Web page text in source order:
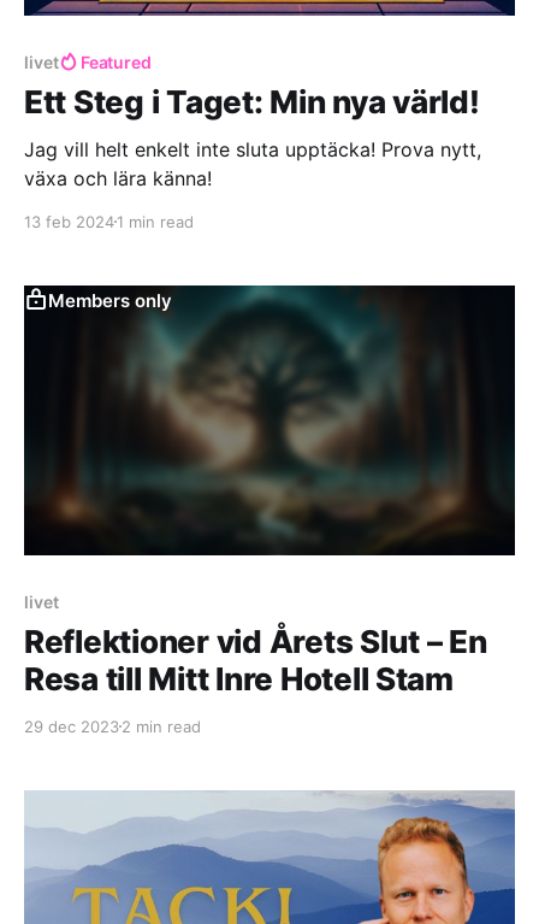
livet Featured
Ett Steg i Taget: Min nya värld!
Jag vill helt enkelt inte sluta upptäcka! Prova nytt,
växa och lära känna!
13 feb 20241 min read
Members only
livet
Reflektioner vid Årets Slut – En
Resa till Mitt Inre Hotell Stam
29 dec 20232 min read